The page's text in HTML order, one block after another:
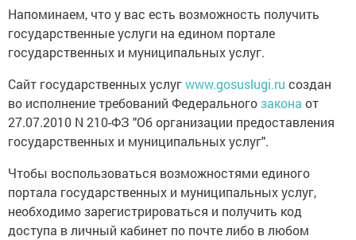
Напоминаем, что у вас есть возможность получить
государственные услуги на едином портале
государственных и муниципальных услуг.
Сайт государственных услугwww.gosuslugi.ru создан
во исполнение требований Федеральногозакона от
27.07.2010 N 210-ФЗ "Об организации предоставления
государственных и муниципальных услуг".
Чтобы воспользоваться возможностями единого
портала государственных и муниципальных услуг,
необходимо зарегистрироваться и получить код
доступа в личный кабинет по почте либо в любом